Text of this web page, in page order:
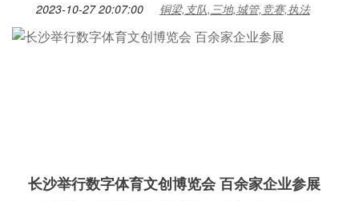
2023-10-27 20:07:00 铜梁,支队,三地,城管,竞赛,执法
长沙举行数字体育文创博览会 百余家企业参展